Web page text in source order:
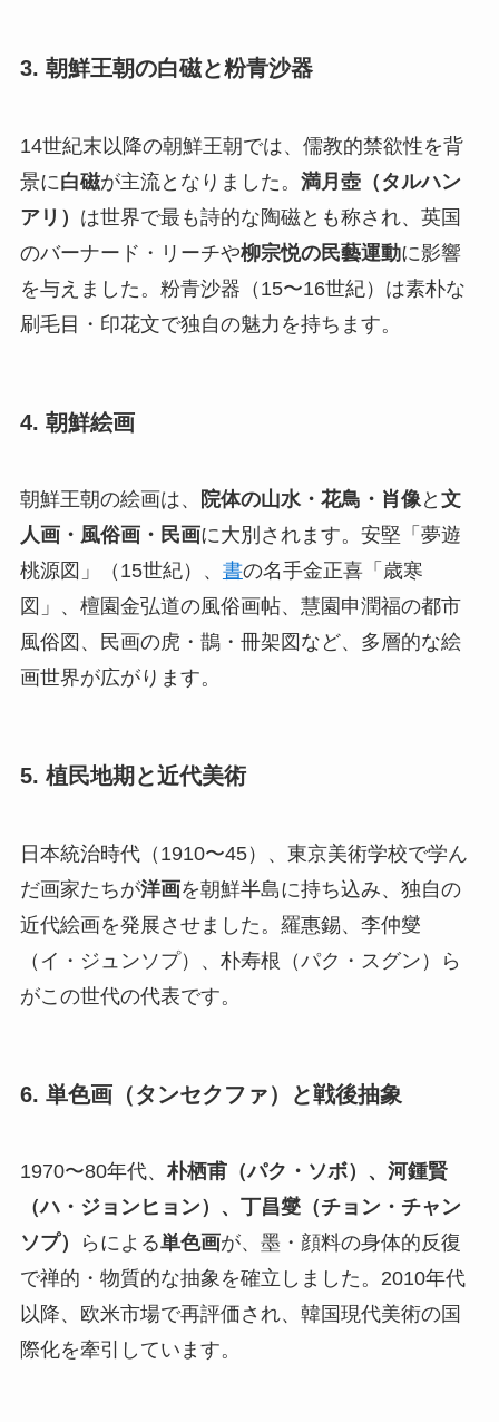
3. 朝鮮王朝の白磁と粉青沙器
14世紀末以降の朝鮮王朝では、儒教的禁欲性を背
景に白磁が主流となりました。 満月壺（タルハン
アリ） は世界で最も詩的な陶磁とも称され、英国
のバーナード・リーチや柳宗悦の民藝運動に影響
を与えました。粉青沙器（15〜16世紀）は素朴な
刷毛目・印花文で独自の魅力を持ちます。
4. 朝鮮絵画
朝鮮王朝の絵画は、 院体の山水・花鳥・肖像と 文
人画・風俗画・民画に大別されます。安堅「夢遊
桃源図」（15世紀）、 書の名手金正喜「歳寒
図」、檀園金弘道の風俗画帖、慧園申潤福の都市
風俗図、民画の虎・鵲・冊架図など、多層的な絵
画世界が広がります。
5. 植民地期と近代美術
日本統治時代（1910〜45）、東京美術学校で学ん
だ画家たちが洋画を朝鮮半島に持ち込み、独自の
近代絵画を発展させました。羅惠錫、李仲燮
（イ・ジュンソプ）、朴寿根（パク・スグン）ら
がこの世代の代表です。
6. 単色画（タンセクファ）と戦後抽象
1970〜80年代、朴栖甫（パク・ソボ）、河鍾賢
（ハ・ジョンヒョン）、丁昌燮（チョン・チャン
ソプ）
らによる単色画が、墨・顔料の身体的反復
で禅的・物質的な抽象を確立しました。2010年代
以降、欧米市場で再評価され、韓国現代美術の国
際化を牽引しています。